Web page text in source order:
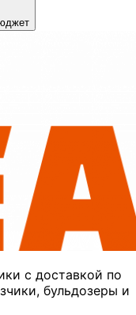
с доставкой по
бульдозеры и